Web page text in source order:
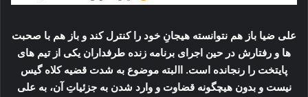
علی ضیا باز هم نتوانسته هیجانِ خود را کنترل کند و باز هم با صحبت
ها و رفتارش در حین اجرای برنامه زنده طرفداران یکی از تیم های
پایتخت را رنجانده است. االبته موضوع به شدت قضیه کلاه گیس
نیست و بدون هیچگونه قضاوت و وارد شدن به جزئیاتِ آن، به علی